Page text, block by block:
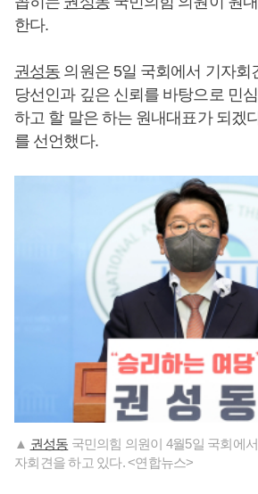
한다.
권성동 의원은 5일 국회에서 기자회
당선인과 깊은 신뢰를 바탕으로 민
하고 할 말은 하는 원내대표가 되겠
를 선언했다.
▲ 권성동 국민의힘 의원이 4월5일 국회에
자회견을 하고 있다. <연합뉴스>